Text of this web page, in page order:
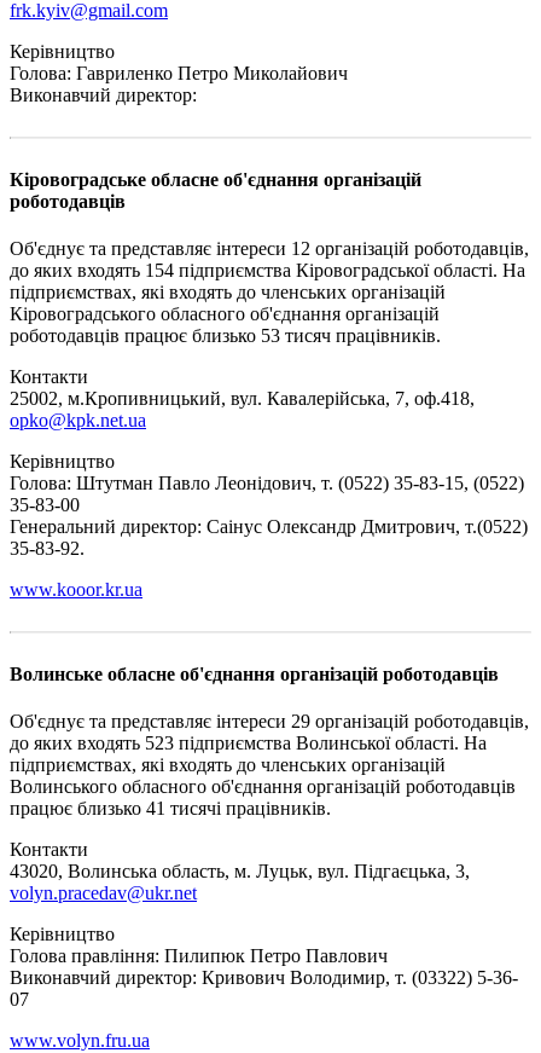
frk.kyiv@gmail.com
Керівництво
Голова: Гавриленко Петро Миколайович
Виконавчий директор:
Кіровоградське обласне об'єднання організацій
роботодавців
Об'єднує та представляє інтереси 12 організацій роботодавців,
до яких входять 154 підприємства Кіровоградської області. На
підприємствах, які входять до членських організацій
Кіровоградського обласного об'єднання організацій
роботодавців працює близько 53 тисяч працівників.
Контакти
25002, м.Кропивницький, вул. Кавалерійська, 7, оф.418,
opko@kpk.net.ua
Керівництво
Голова: Штутман Павло Леонідович, т. (0522) 35-83-15, (0522)
35-83-00
Генеральний директор: Саінус Олександр Дмитрович, т.(0522)
35-83-92.
www.kooor.kr.ua
Волинське обласне об'єднання організацій роботодавців
Об'єднує та представляє інтереси 29 організацій роботодавців,
до яких входять 523 підприємства Волинської області. На
підприємствах, які входять до членських організацій
Волинського обласного об'єднання організацій роботодавців
працює близько 41 тисячі працівників.
Контакти
43020, Волинська область, м. Луцьк, вул. Підгаєцька, 3,
volyn.pracedav@ukr.net
Керівництво
Голова правління: Пилипюк Петро Павлович
Виконавчий директор: Кривович Володимир, т. (03322) 5-36-
07
www.volyn.fru.ua